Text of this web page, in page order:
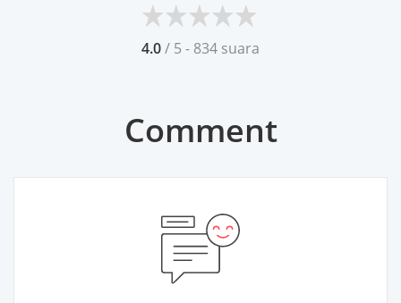
4.0/ 5 - 834 suara
Comment